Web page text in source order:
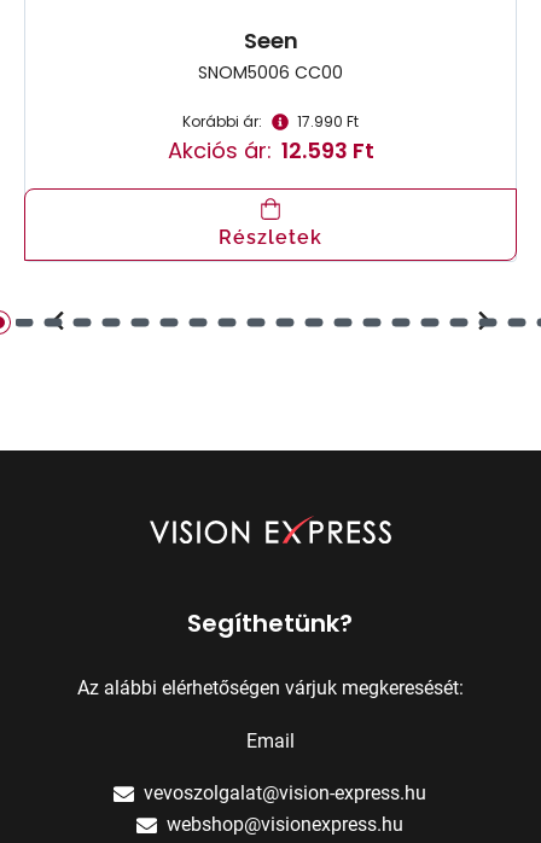
Seen
SNOM5006 CC00
Korábbi ár: 17.990 Ft
Akciós ár: 12.593 Ft
Részletek
Segíthetünk?
Az alábbi elérhetőségen várjuk megkeresését:
Email
vevoszolgalat@vision-express.hu
webshop@visionexpress.hu